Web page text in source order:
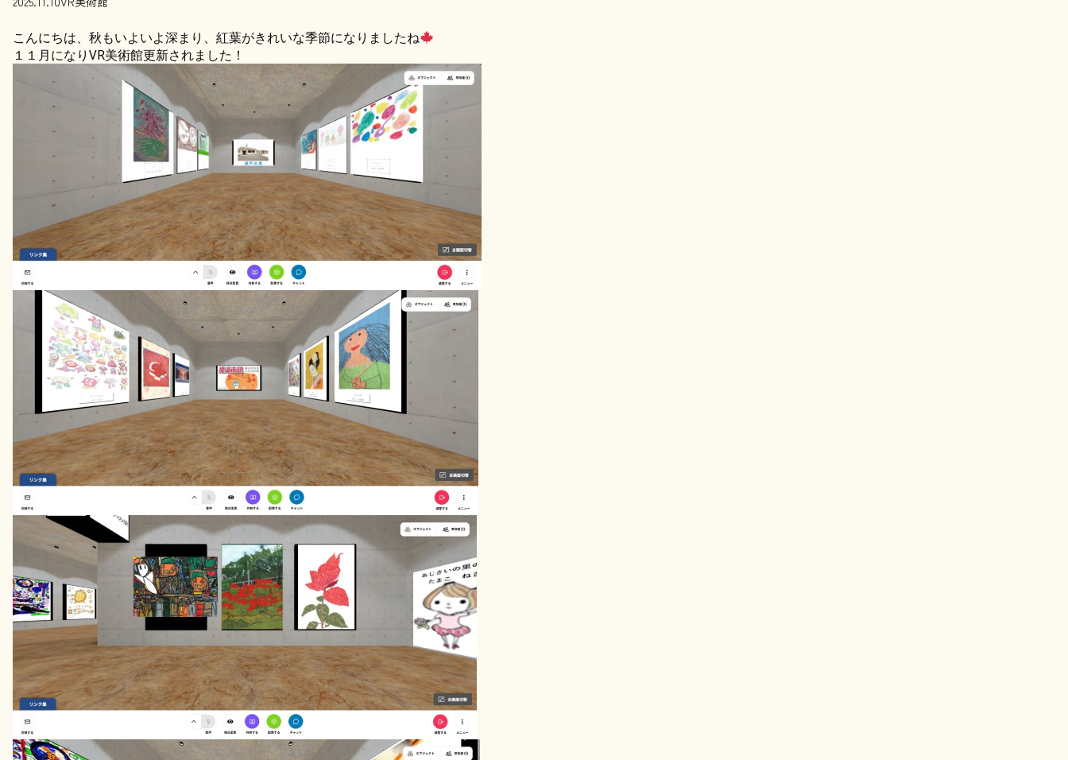
こんにちは、秋もいよいよ深まり、紅葉がきれいな季節になりましたね
１１月になりVR美術館更新されました！